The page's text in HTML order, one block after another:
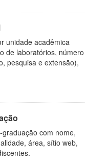
unidade acadêmica
de laboratórios, número
pesquisa e extensão),
com nome,
área, sítio web,